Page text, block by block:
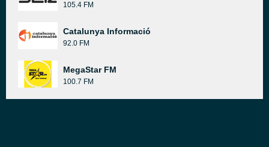
105.4 FM
Catalunya Informació
92.0 FM
MegaStar FM
100.7 FM